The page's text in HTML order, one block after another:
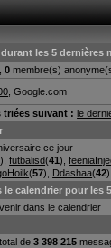
les 5 dernières
0 membre(s)
, Google.com
suivant : le
ce jour
),futbalisd(41),
(57), Ddashaa(42
le calendrier pour les
dans le calendrier
de3 398 215